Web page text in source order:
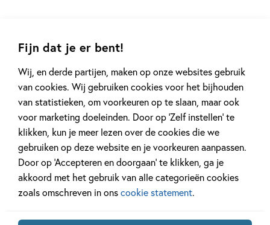
Fijn dat je er bent!
Wij, en derde partijen, maken op onze websites gebruik
van cookies. Wij gebruiken cookies voor het bijhouden
van statistieken, om voorkeuren op te slaan, maar ook
voor marketing doeleinden. Door op ‘Zelf instellen’ te
klikken, kun je meer lezen over de cookies die we
gebruiken op deze website en je voorkeuren aanpassen.
Door op ‘Accepteren en doorgaan’ te klikken, ga je
akkoord met het gebruik van alle categorieën cookies
zoals omschreven in onscookie statement.
Actie & avontuur Fantasie & magie